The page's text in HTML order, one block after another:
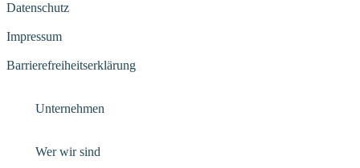
Datenschutz
Impressum
Barrierefreiheitserklärung
Unternehmen
Wer wir sind